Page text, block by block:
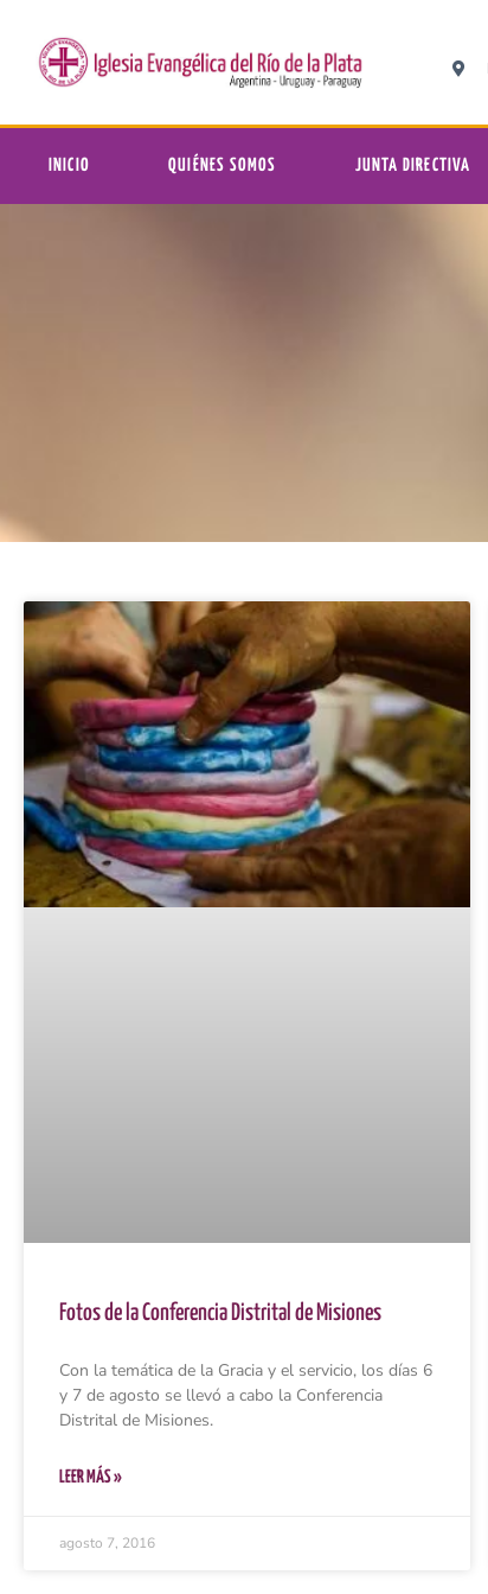
INICIO QUIÉNES SOMOS JUNTA DIRECTIVA
Fotos de la Conferencia Distrital de Misiones
Con la temática de la Gracia y el servicio, los días 6
y 7 de agosto se llevó a cabo la Conferencia
Distrital de Misiones.
LEER MÁS »
agosto 7, 2016